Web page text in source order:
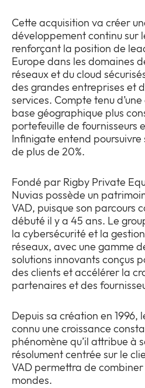
Cette acquisition va créer
développement continu sur
renforçant la position de
Europe dans les domaines
réseaux et du cloud
des grandes entreprises et
services. Compte tenu
base géographique plus
portefeuille de fournisseurs
Infinigate entend poursuivre
de plus de 20%.
Fondé par Rigby Private
Nuvias possède un
VAD, puisque son parcours
débuté il y a 45 ans. Le
la cybersécurité et la
réseaux, avec une gamme
solutions innovants conçus
des clients et accélérer la
partenaires et des
Depuis sa création en 1996,
connu une croissance
phénomène qu’il attribue à
résolument centrée sur le
VAD permettra de
mondes.